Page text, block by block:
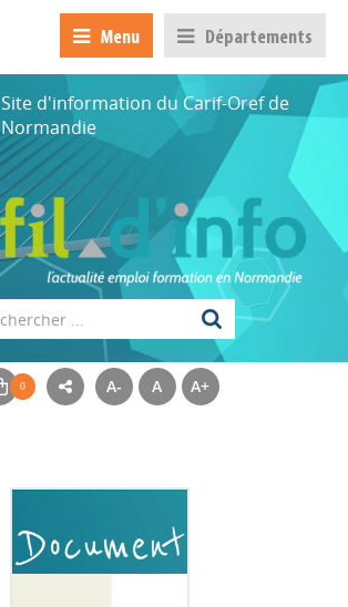
Menu Départements
Site d'information du Carif-Oref de
Normandie
A- A A+